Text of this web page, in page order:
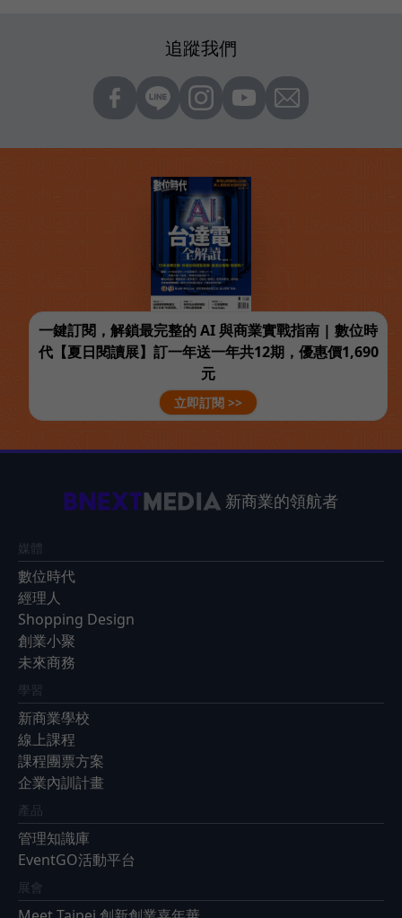
追蹤我們
一鍵訂閱，解鎖最完整的 AI 與商業實戰指南 | 數位時
代【夏日閱讀展】訂一年送一年共12期，優惠價1,690
元
立即訂閱 >>
新商業的領航者
媒體
數位時代
經理人
Shopping Design
創業小聚
未來商務
學習
新商業學校
線上課程
課程團票方案
企業內訓計畫
產品
管理知識庫
EventGO活動平台
展會